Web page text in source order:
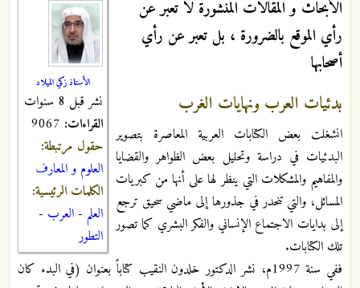
الإسلامي
الأستاذ زكي الميلاد
نشر قبل 8 سنوات
القراءات:
حقول مرتبطة:
العلوم و المعارف
الكلمات الرئيسية:
العلم - العرب -
التطور
الأبحاث و المقالات المنشورة لا تعبر عن
رأي الموقع بالضرورة ، بل تعبر عن رأي
أصحابها
بدئيات العرب ونهايات الغرب
انشغلت بعض الكتابات العربية المعاصرة بتصوير
البدئيات في دراسة وتحليل بعض الظواهر والقضايا
والمفاهيم والمشكلات التي ينظر لها على أنها من كبريات
المسائل، والتي تنحدر في جذورها إلى ماضي سحيق ترجع
إلى بدايات الاجتماع الإنساني والفكر البشري كما تصور
تلك الكتابات.
ففي سنة 1997م، نشر الدكتور خلدون النقيب كتاباً بعنوان (في البدء كان